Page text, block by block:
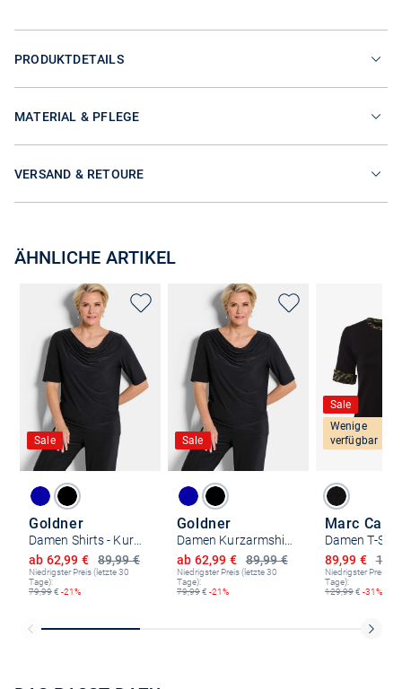
PRODUKTDETAILS
MATERIAL & PFLEGE
VERSAND & RETOURE
ÄHNLICHE ARTIKEL
Sale
Goldner
Damen Shirts - Kurzgröße
89,99 €
Ermäßigter Preis
ab 62,99 €
Niedrigster Preis (letzte 30
Tage):
79,99€ -21%
Sale
Goldner
89,99 €
Ermäßigter Preis
ab 62,99 €
Niedrigster Preis (letzte 30
Tage):
79,99€ -21%
Sale
Wenige
verfügbar
Damen T-
Ermäßigter
89,99 €
Niedrigster Preis
Tage):
129,99€ -31%